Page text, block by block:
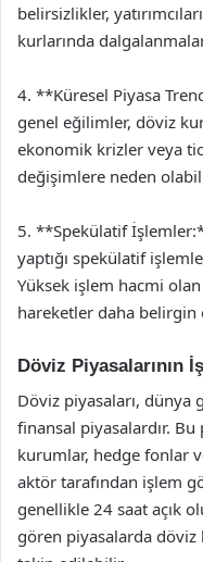
belirsizlikler,
kurlarında
4. **Küresel Piyasa
genel eğilimler, döviz
ekonomik krizler veya
değişimlere neden
5. **Spekülatif
yaptığı spekülatif
Yüksek işlem hacmi
hareketler daha belirgin
Döviz Piyasalarının
Döviz piyasaları,
finansal piyasalardır.
kurumlar, hedge fonlar
aktör tarafından işlem
genellikle 24 saat açık
gören piyasalarda döviz